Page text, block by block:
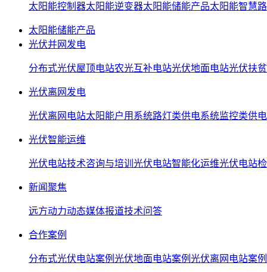
太阳能控制器太阳能逆变器太阳能储能产品太阳能智慧
太阳能储能产品
光伏并网发电
分布式光伏屋顶电站农光互补电站光伏地面电站光伏扶贫
光伏离网发电
光伏离网电站太阳能户用系统路灯类供电系统监控类供
光伏智能运维
光伏电站技术咨询与培训 光伏电站智能化运维光伏电站
新闻聚焦
远方动力动态媒体报道技术问答
合作案例
分布式光伏电站案例 光伏地面电站案例 光伏离网电站案例